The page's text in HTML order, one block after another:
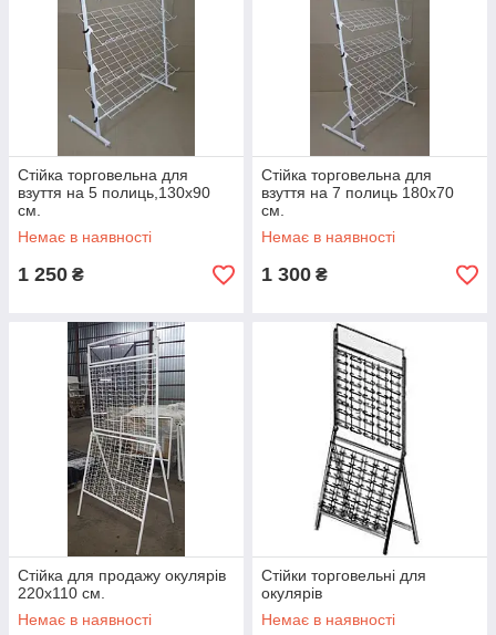
Стійка торговельна для
взуття на 5 полиць,130х90
см.
Немає в наявності
1 250 ₴
Стійка торговельна для
взуття на 7 полиць 180х70
см.
Немає в наявності
1 300 ₴
Стійка для продажу окулярів
220х110 см.
Немає в наявності
Стійки торговельні для
окулярів
Немає в наявності